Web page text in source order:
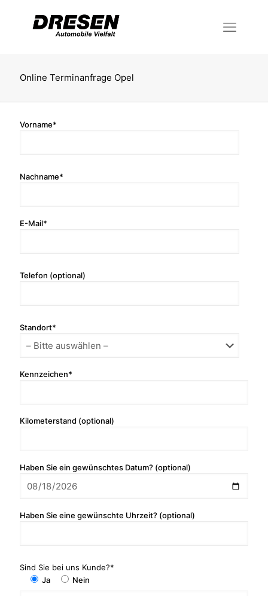
Online Terminanfrage Opel
Vorname*
Nachname*
E-Mail*
Telefon (optional)
Standort*
Kennzeichen*
Kilometerstand (optional)
Haben Sie ein gewünschtes Datum? (optional)
Haben Sie eine gewünschte Uhrzeit? (optional)
Sind Sie bei uns Kunde?*
Ja
Nein